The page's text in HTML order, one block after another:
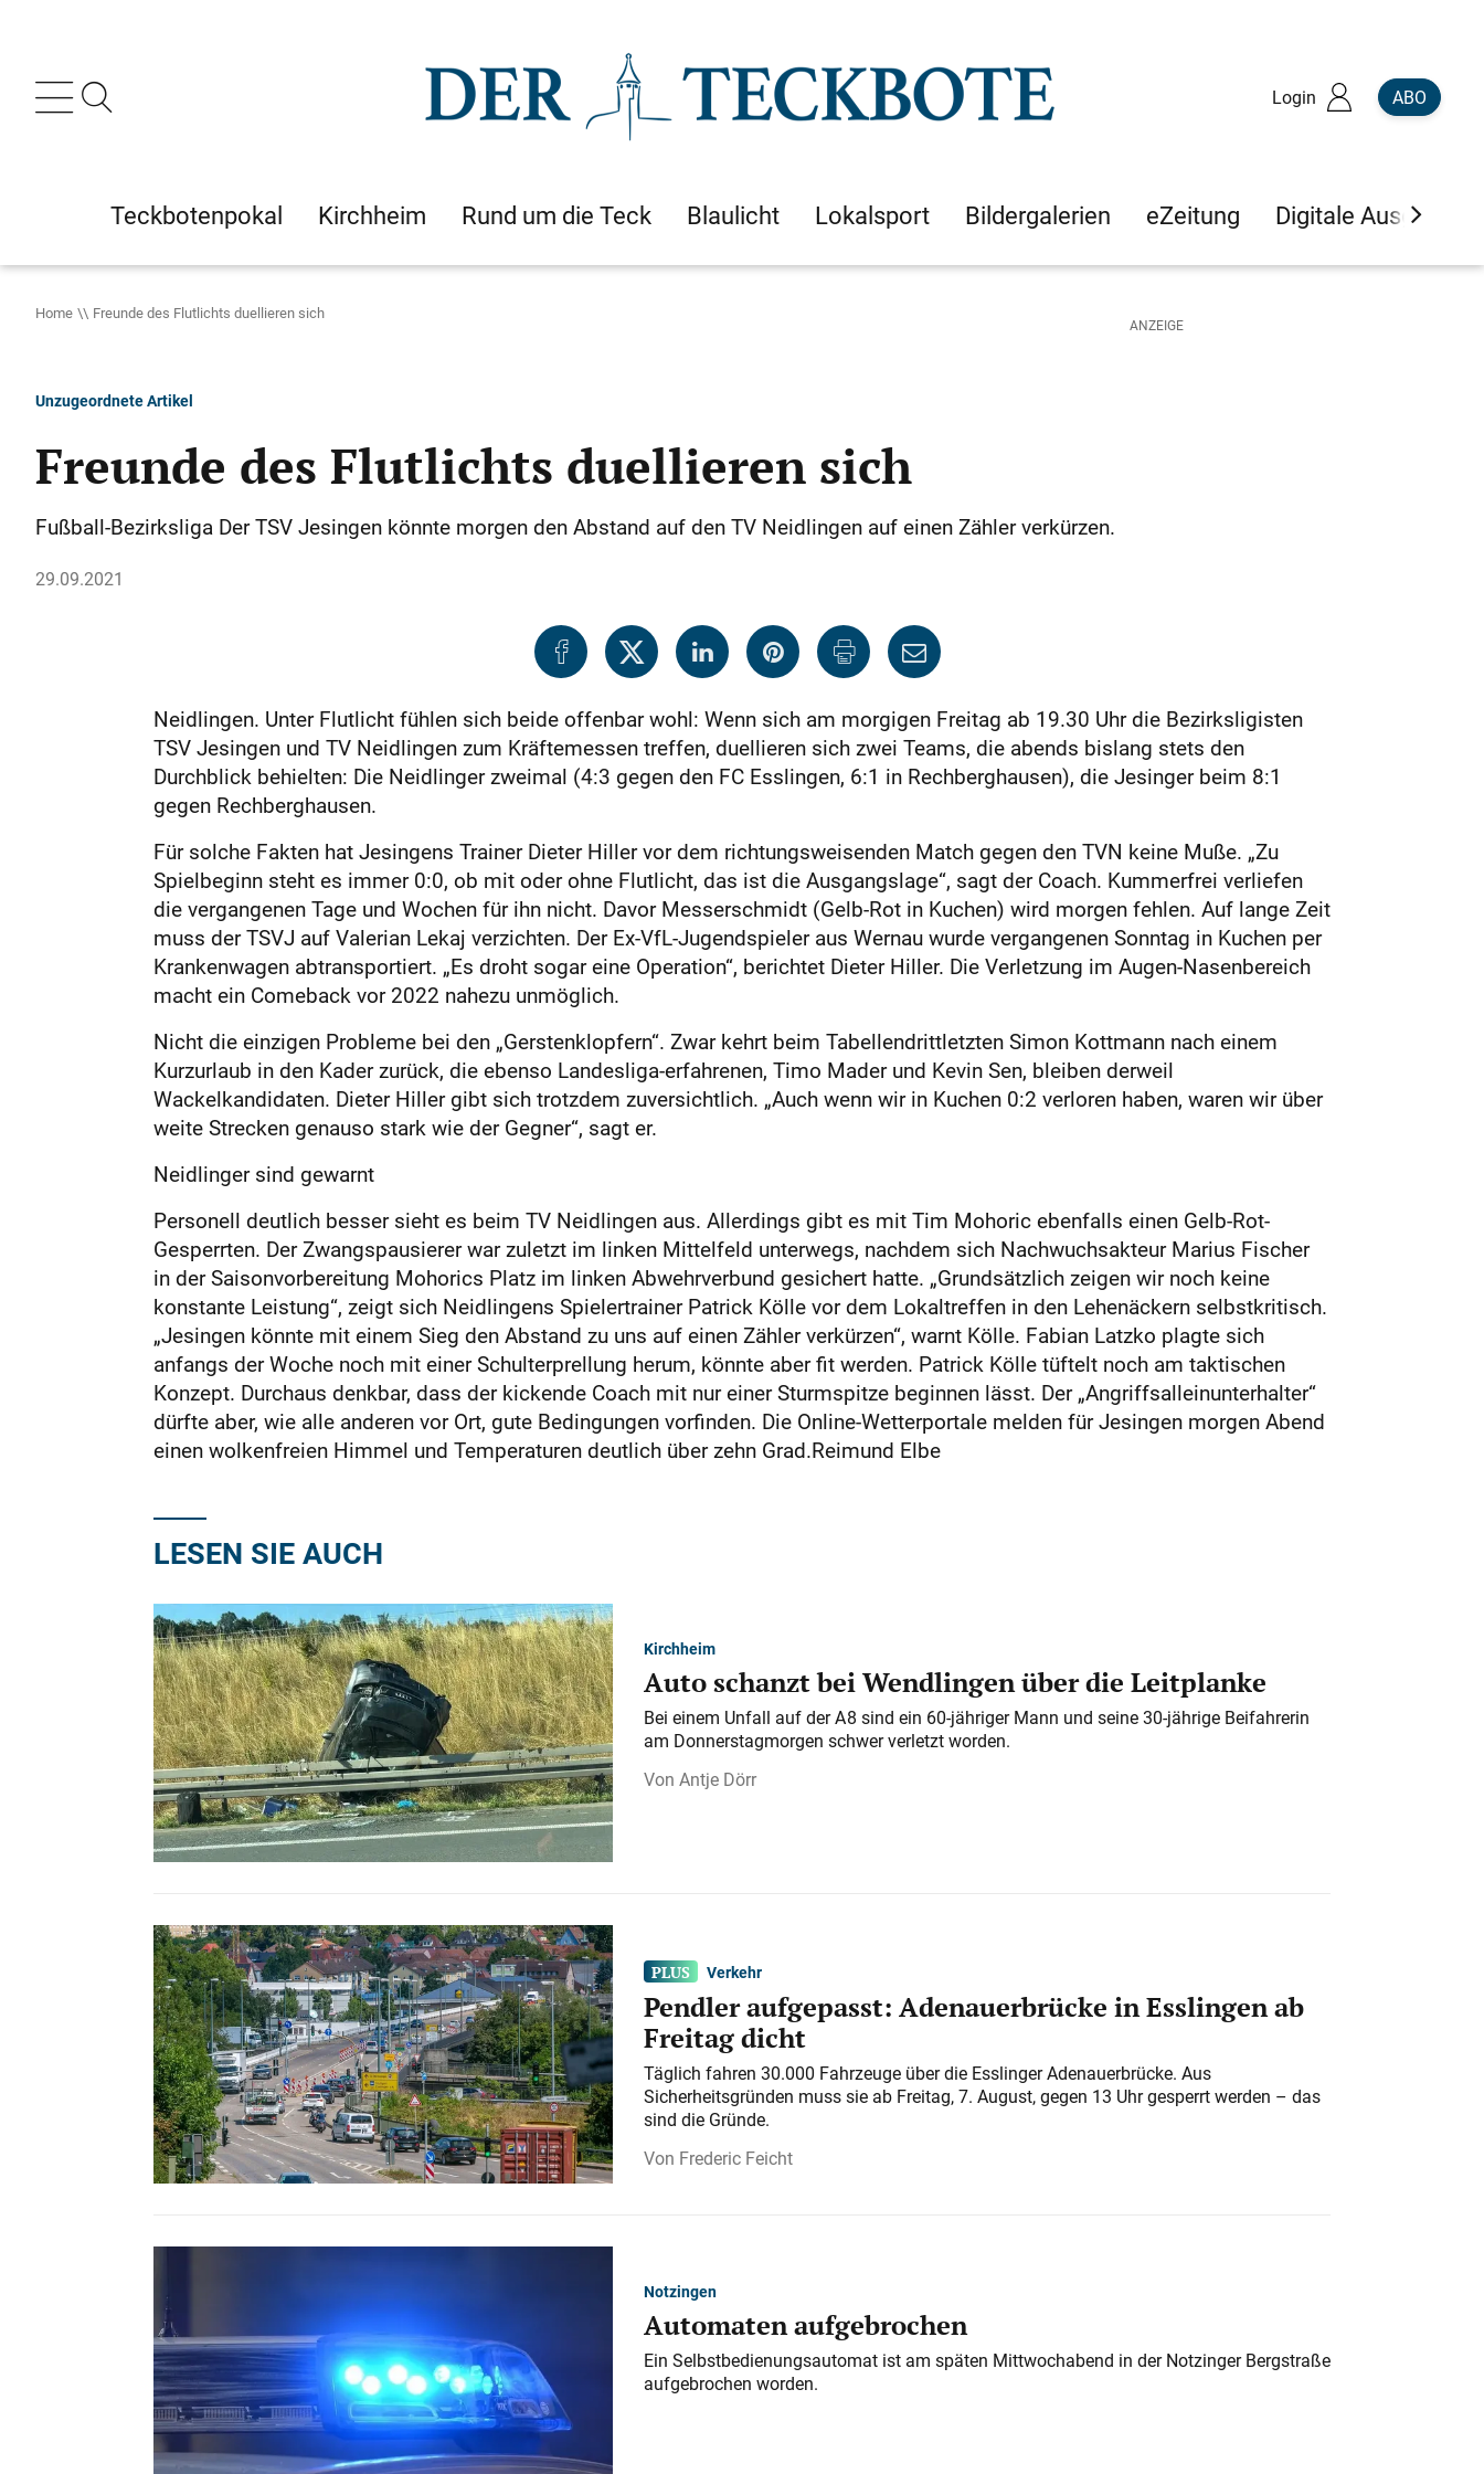
Login ABO
Teckbotenpokal Kirchheim Rund um die Teck Blaulicht Lokalsport Bildergalerien eZeitung Digitale Ausgaben
Home Freunde des Flutlichts duellieren sich
Unzugeordnete Artikel
Freunde des Flutlichts duellieren sich
Fußball-Bezirksliga Der TSV Jesingen könnte morgen den Abstand auf den TV Neidlingen auf einen Zähler verkürzen.
29.09.2021
Neidlingen. Unter Flutlicht fühlen sich beide offenbar wohl: Wenn sich am morgigen Freitag ab 19.30 Uhr die Bezirksligisten
TSV Jesingen und TV Neidlingen zum Kräftemessen treffen, duellieren sich zwei Teams, die abends bislang stets den
Durchblick behielten: Die Neidlinger zweimal (4:3 gegen den FC Esslingen, 6:1 in Rechberghausen), die Jesinger beim 8:1
gegen Rechberghausen.
Für solche Fakten hat Jesingens Trainer Dieter Hiller vor dem richtungsweisenden Match gegen den TVN keine Muße. „Zu
Spielbeginn steht es immer 0:0, ob mit oder ohne Flutlicht, das ist die Ausgangslage“, sagt der Coach. Kummerfrei verliefen
die vergangenen Tage und Wochen für ihn nicht. Davor Messerschmidt (Gelb-Rot in Kuchen) wird morgen fehlen. Auf lange Zeit
muss der TSVJ auf Valerian Lekaj verzichten. Der Ex-VfL-Jugendspieler aus Wernau wurde vergangenen Sonntag in Kuchen per
Krankenwagen abtransportiert. „Es droht sogar eine Operation“, berichtet Dieter Hiller. Die Verletzung im Augen-Nasenbereich
macht ein Comeback vor 2022 nahezu unmöglich.
Nicht die einzigen Probleme bei den „Gerstenklopfern“. Zwar kehrt beim Tabellendrittletzten Simon Kottmann nach einem
Kurzurlaub in den Kader zurück, die ebenso Landesliga-erfahrenen, Timo Mader und Kevin Sen, bleiben derweil
Wackelkandidaten. Dieter Hiller gibt sich trotzdem zuversichtlich. „Auch wenn wir in Kuchen 0:2 verloren haben, waren wir über
weite Strecken genauso stark wie der Gegner“, sagt er.
Neidlinger sind gewarnt
Personell deutlich besser sieht es beim TV Neidlingen aus. Allerdings gibt es mit Tim Mohoric ebenfalls einen Gelb-Rot-
Gesperrten. Der Zwangspausierer war zuletzt im linken Mittelfeld unterwegs, nachdem sich Nachwuchsakteur Marius Fischer
in der Saisonvorbereitung Mohorics Platz im linken Abwehrverbund gesichert hatte. „Grundsätzlich zeigen wir noch keine
konstante Leistung“, zeigt sich Neidlingens Spielertrainer Patrick Kölle vor dem Lokaltreffen in den Lehenäckern selbstkritisch.
„Jesingen könnte mit einem Sieg den Abstand zu uns auf einen Zähler verkürzen“, warnt Kölle. Fabian Latzko plagte sich
anfangs der Woche noch mit einer Schulterprellung herum, könnte aber fit werden. Patrick Kölle tüftelt noch am taktischen
Konzept. Durchaus denkbar, dass der kickende Coach mit nur einer Sturmspitze beginnen lässt. Der „Angriffsalleinunterhalter“
dürfte aber, wie alle anderen vor Ort, gute Bedingungen vorfinden. Die Online-Wetterportale melden für Jesingen morgen Abend
einen wolkenfreien Himmel und Temperaturen deutlich über zehn Grad.Reimund Elbe
LESEN SIE AUCH
Kirchheim
Auto schanzt bei Wendlingen über die Leitplanke
Bei einem Unfall auf der A 8 sind ein 60-jähriger Mann und seine 30-jährige Beifahrerin
am Donnerstagmorgen schwer verletzt worden.
Antje Dörr
Verkehr
Pendler aufgepasst: Adenauerbrücke in Esslingen ab
Freitag dicht
Täglich fahren 30.000 Fahrzeuge über die Esslinger Adenauerbrücke. Aus
Sicherheitsgründen muss sie ab Freitag, 7. August, gegen 13 Uhr gesperrt werden – das
sind die Gründe.
Frederic Feicht
Notzingen
Automaten aufgebrochen
Ein Selbstbedienungsautomat ist am späten Mittwochabend in der Notzinger Bergstraße
aufgebrochen worden.